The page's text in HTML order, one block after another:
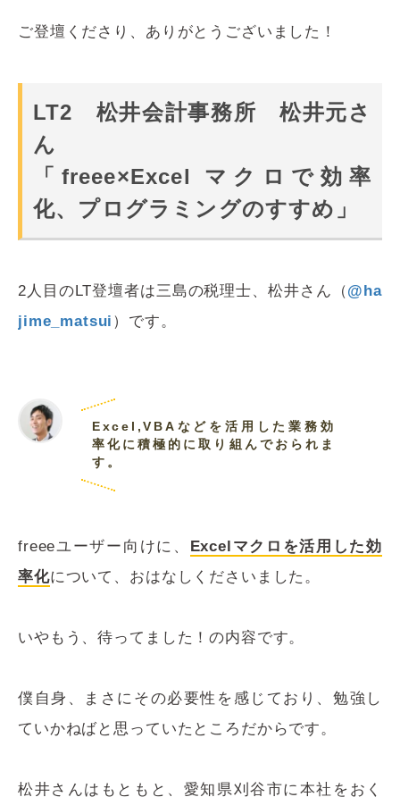
ご登壇くださり、ありがとうございました！
LT2 松井会計事務所 松井元さ
ん
「freee×Excel マクロで効率
化、プログラミングのすすめ」
2人目のLT登壇者は三島の税理士、松井さん（@ha
jime_matsui ）です。
Excel,VBAなどを活用した業務効
率化に積極的に取り組んでおられま
す。
freeeユーザー向けに、 Excelマクロを活用した効
率化について、おはなしくださいました。
いやもう、待ってました！の内容です。
僕自身、まさにその必要性を感じており、勉強し
ていかねばと思っていたところだからです。
松井さんはもともと、愛知県刈谷市に本社をおく